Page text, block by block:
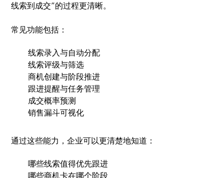
线索到成交”的过程更清晰。
常见功能包括：
线索录入与自动分配
线索评级与筛选
商机创建与阶段推进
跟进提醒与任务管理
成交概率预测
销售漏斗可视化
通过这些能力，企业可以更清楚地知道：
哪些线索值得优先跟进
哪些商机卡在哪个阶段